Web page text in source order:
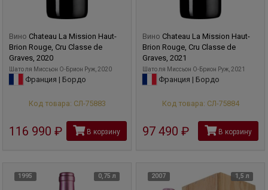
Вино Chateau La Mission Haut-
Brion Rouge, Cru Classe de
Graves, 2020
Шато ля Миcсьон О-Брион Руж, 2020
Франция | Бордо
Код товара: СЛ-75883
116 990 рубВ корзину
Вино Chateau La Mission Haut-
Brion Rouge, Cru Classe de
Graves, 2021
Шато ля Миcсьон О-Брион Руж, 2021
Франция | Бордо
Код товара: СЛ-75884
97 490 рубВ корзину
1995 0,75 л 2007 1,5 л